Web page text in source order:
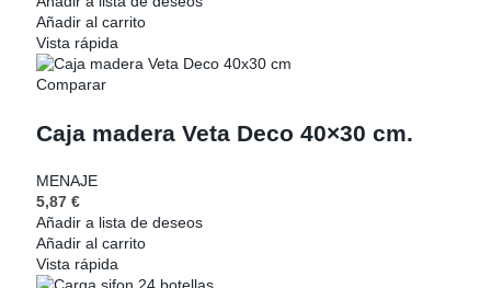
Añadir al carrito
Vista rápida
Comparar
Caja madera Veta Deco 40×30 cm.
MENAJE
5,87 €
Añadir a lista de deseos
Añadir al carrito
Vista rápida